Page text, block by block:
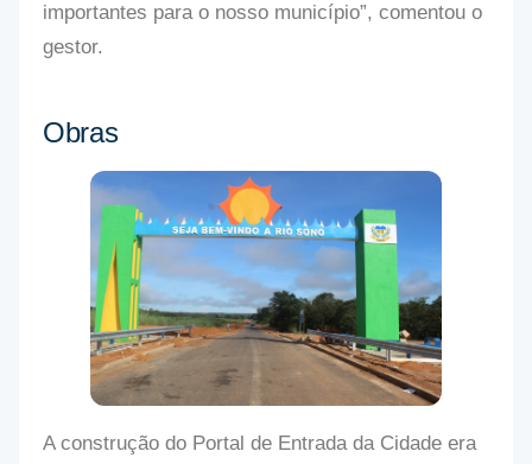
importantes para o nosso município”, comentou o
gestor.
Obras
A construção do Portal de Entrada da Cidade era